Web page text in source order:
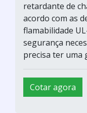
retardante de
acordo com as
flamabilidade
segurança
precisa ter uma
Cotar agora